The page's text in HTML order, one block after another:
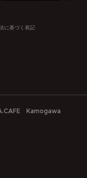
に基づく表記
Kamogawa